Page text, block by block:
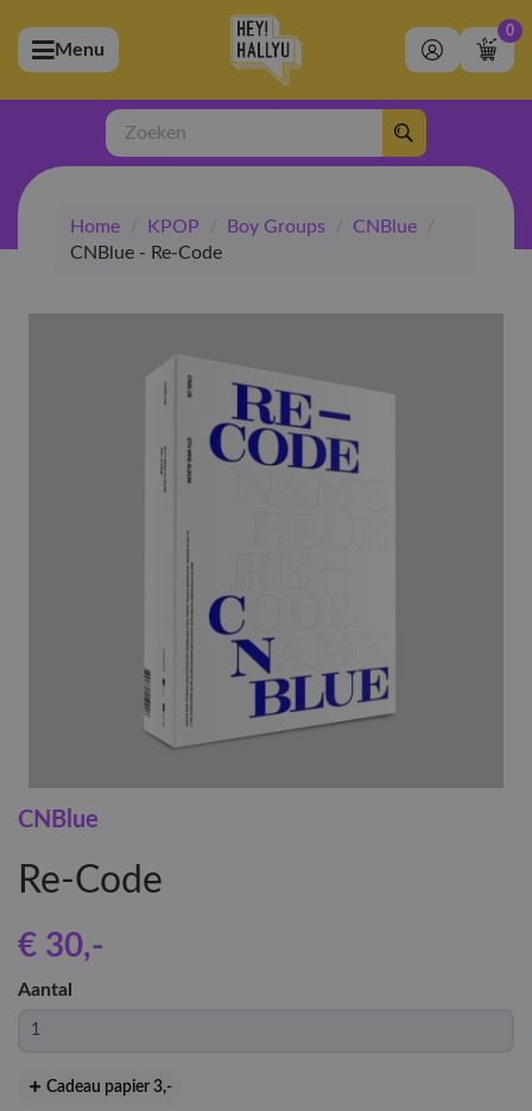
(Artiesten)
(Merchandise)
(Exclusive)
(Winkel)
Menu
0
Zoeken
Home / KPOP / Boy Groups / CNBlue
/
CNBlue - Re-Code
CNBlue
Re-Code
€ 30,-
Aantal
Cadeau papier 3,-